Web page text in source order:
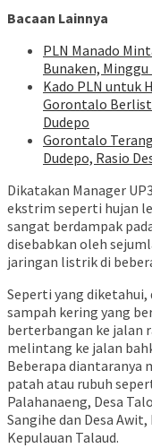
Bacaan Lainnya
PLN Manado
Bunaken,
Kado PLN untuk
Gorontalo
Dudepo
Gorontalo
Dudepo, Rasio
Dikatakan Manager
ekstrim seperti hujan
sangat berdampak
disebabkan oleh
jaringan listrik di
Seperti yang
sampah kering yang
berterbangan ke jalan
melintang ke jalan
Beberapa diantaranya
patah atau rubuh
Palahanaeng, Desa
Sangihe dan Desa
Kepulauan Talaud.